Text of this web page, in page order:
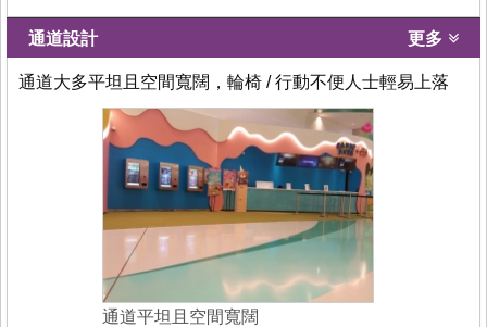
通道設計 更多
通道大多平坦且空間寬闊，輪椅 / 行動不便人士輕易上落
通道平坦且空間寬闊